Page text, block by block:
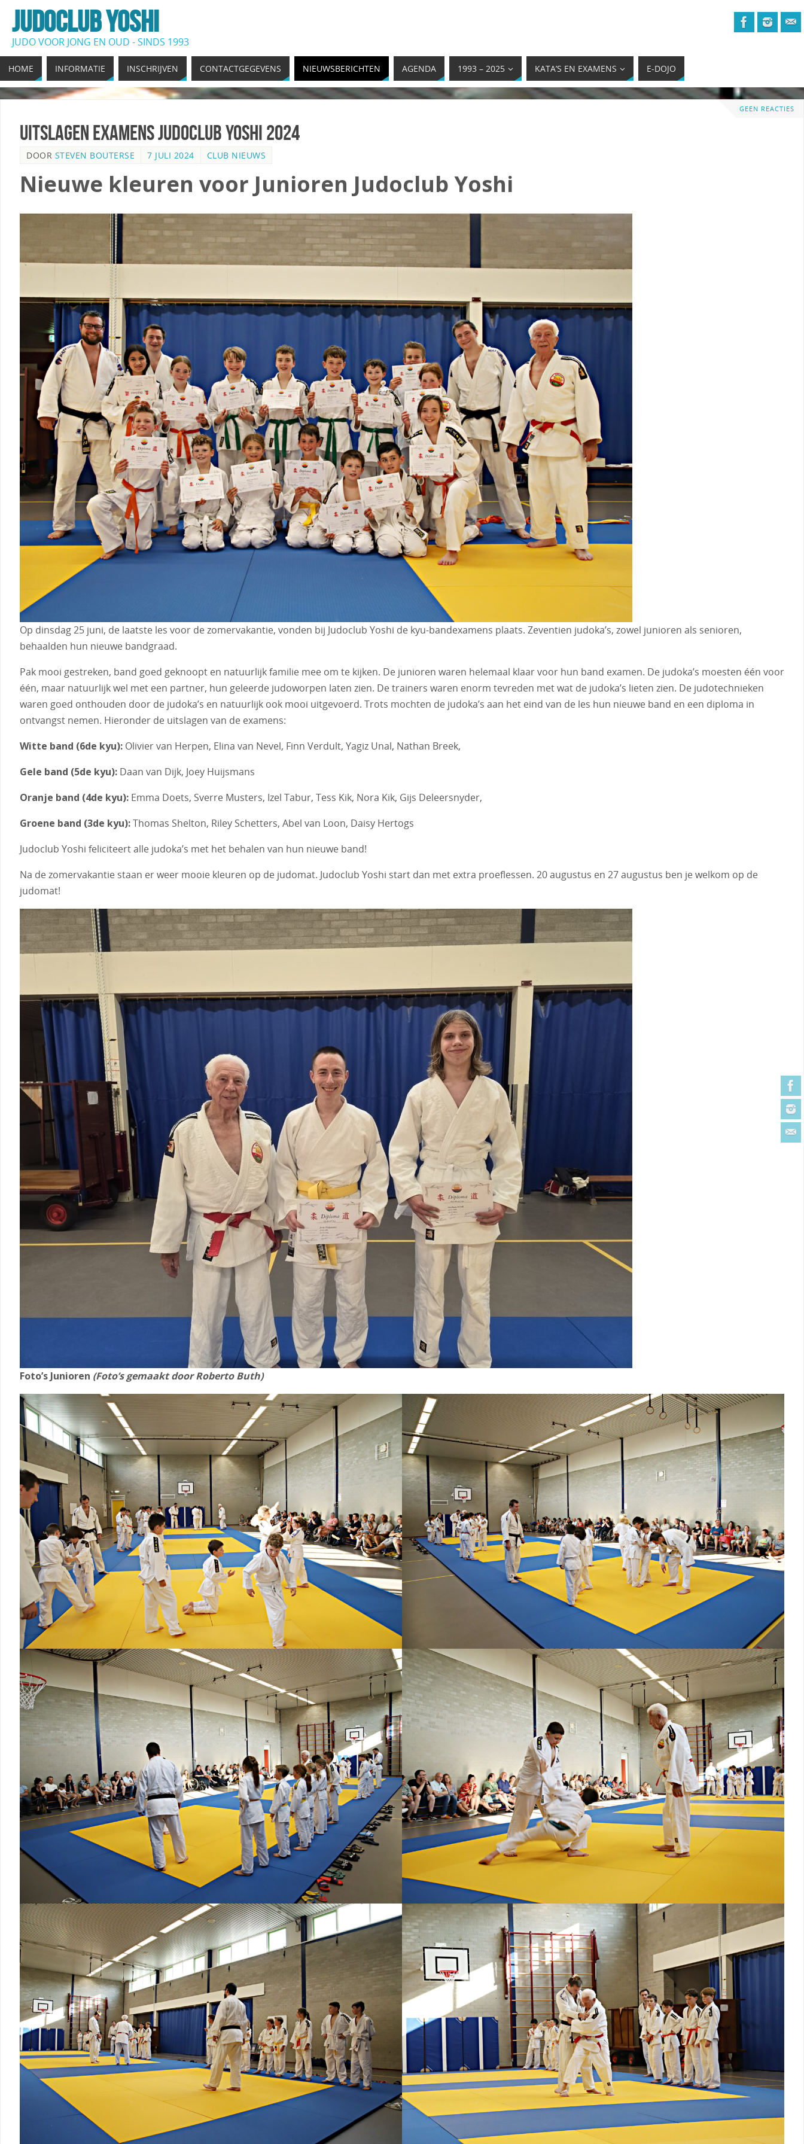
JUDOCLUB YOSHI
JUDO VOOR JONG EN OUD - SINDS 1993
HOME INFORMATIE INSCHRIJVEN CONTACTGEGEVENS NIEUWSBERICHTEN AGENDA 1993 – 2025 KATA’S EN EXAMENS E-DOJO
GEEN REACTIES
Uitslagen Examens Judoclub Yoshi 2024
DOOR STEVEN BOUTERSE 7 JULI 2024 CLUB NIEUWS
Nieuwe kleuren voor Junioren Judoclub Yoshi
Op dinsdag 25 juni, de laatste les voor de zomervakantie, vonden bij Judoclub Yoshi de kyu-bandexamens plaats. Zeventien judoka’s, zowel junioren als senioren,
behaalden hun nieuwe bandgraad.
Pak mooi gestreken, band goed geknoopt en natuurlijk familie mee om te kijken. De junioren waren helemaal klaar voor hun band examen. De judoka’s moesten één voor
één, maar natuurlijk wel met een partner, hun geleerde judoworpen laten zien. De trainers waren enorm tevreden met wat de judoka’s lieten zien. De judotechnieken
waren goed onthouden door de judoka’s en natuurlijk ook mooi uitgevoerd. Trots mochten de judoka’s aan het eind van de les hun nieuwe band en een diploma in
ontvangst nemen. Hieronder de uitslagen van de examens:
Witte band (6de kyu): Olivier van Herpen, Elina van Nevel, Finn Verdult, Yagiz Unal, Nathan Breek,
Gele band (5de kyu): Daan van Dijk, Joey Huijsmans
Oranje band (4de kyu): Emma Doets, Sverre Musters, Izel Tabur, Tess Kik, Nora Kik, Gijs Deleersnyder,
Groene band (3de kyu):Thomas Shelton, Riley Schetters, Abel van Loon, Daisy Hertogs
Judoclub Yoshi feliciteert alle judoka’s met het behalen van hun nieuwe band!
Na de zomervakantie staan er weer mooie kleuren op de judomat. Judoclub Yoshi start dan met extra proeflessen. 20 augustus en 27 augustus ben je welkom op de
judomat!
Foto’s Junioren (Foto’s gemaakt door Roberto Buth)